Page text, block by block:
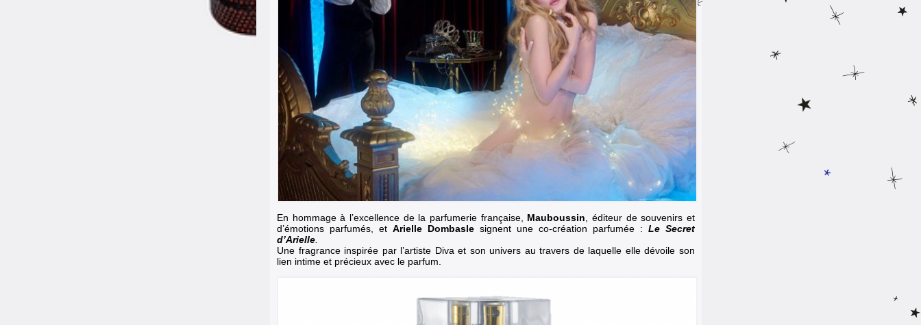
En hommage à l’excellence de la parfumerie française, Mauboussin , éditeur de souvenirs et
d’émotions parfumés, et Arielle Dombasle signent une co-création parfumée : Le Secret
d’Arielle
Une fragrance inspirée par l’artiste Diva et son univers au travers de laquelle elle dévoile son
lien intime et précieux avec le parfum.